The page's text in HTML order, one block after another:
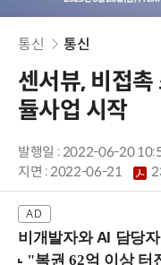
통신 통신
센서뷰, 비접
듈사업 시작
발행일 : 2022-06-20
지면 :2022-06-21
비개발자와 AI 담당자를 위한 하